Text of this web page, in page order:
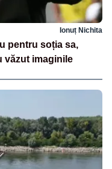
Ionuț Nichita
pentru soția sa,
văzut imaginile